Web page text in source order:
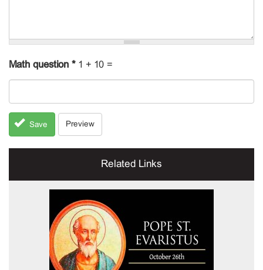
Math question * 1 + 10 =
Save Preview
Related Links